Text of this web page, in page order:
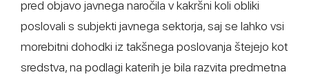
pred objavo javnega naročila v kakršni koli obliki
poslovali s subjekti javnega sektorja, saj se lahko vsi
morebitni dohodki iz takšnega poslovanja štejejo kot
sredstva, na podlagi katerih je bila razvita predmetna